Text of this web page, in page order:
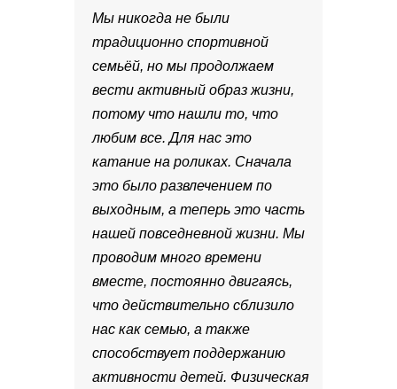
Мы никогда не были
традиционно спортивной
семьёй, но мы продолжаем
вести активный образ жизни,
потому что нашли то, что
любим все. Для нас это
катание на роликах. Сначала
это было развлечением по
выходным, а теперь это часть
нашей повседневной жизни. Мы
проводим много времени
вместе, постоянно двигаясь,
что действительно сблизило
нас как семью, а также
способствует поддержанию
активности детей. Физическая